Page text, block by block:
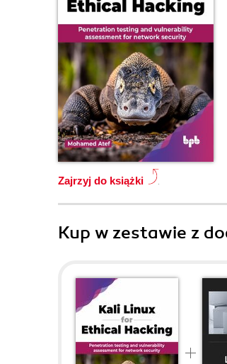
Zajrzyj do książki
Kup w zestawie z